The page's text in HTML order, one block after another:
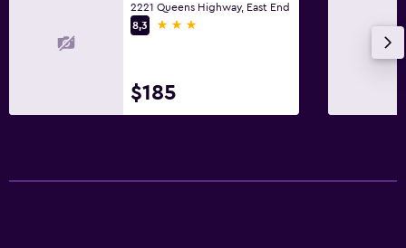
2221 Queens Highway, East End
8,3
3 estrellas
$185